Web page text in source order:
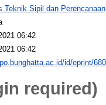
Teknik Sipil dan
06:42
06:42
id/eprint/
required)